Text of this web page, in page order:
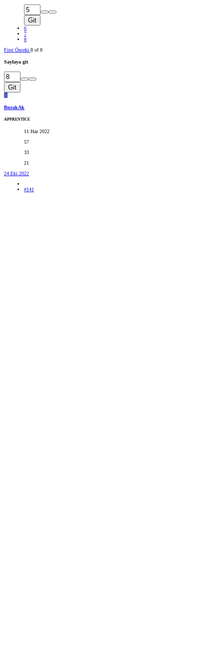
Git
6
7
8
First Önceki 8 of 8
Sayfaya git
Git
B
BurakAk
APPRENTICE
11 Haz 2022
57
33
21
24 Eki 2022
#141